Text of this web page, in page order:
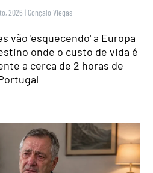
2026 | Gonçalo Viegas
vão 'esquecendo' a Europa
onde o custo de vida é
a cerca de 2 horas de